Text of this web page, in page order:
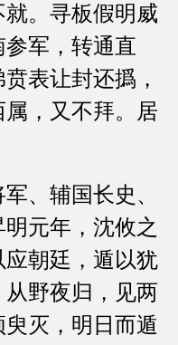
。寻板假明威
军，转通直
表让封还撝，
，又不拜。居
、辅国长史、
元年，沈攸之
朝廷，遁以犹
野夜归，见两
灭，明日而遁